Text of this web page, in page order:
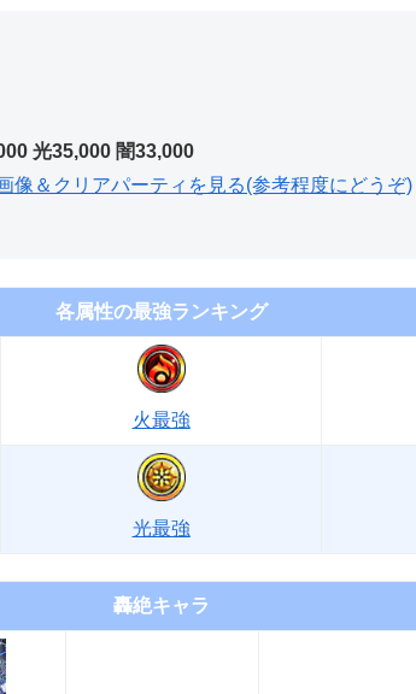
光35,000 闇33,000
像＆クリアパーティを見る(参考程度にどうぞ)
各属性の最強ランキング
火最強
光最強
轟絶キャラ